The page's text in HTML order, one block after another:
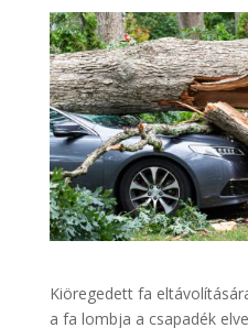
Kiöregedett fa
a fa lombja a csapadék